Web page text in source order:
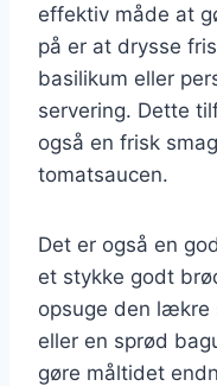
effektiv måde at
på er at drysse
basilikum eller
servering. Dette
også en frisk
tomatsaucen.
Det er også en
et stykke godt
opsuge den lækre
eller en sprød
gøre måltidet